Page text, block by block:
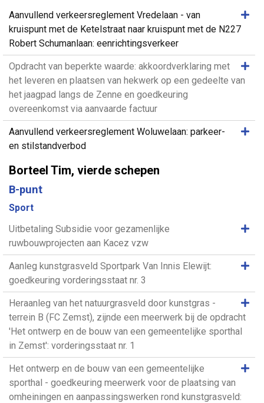
Aanvullend verkeersreglement Vredelaan - van
kruispunt met de Ketelstraat naar kruispunt met de N227
Robert Schumanlaan: eenrichtingsverkeer
Opdracht van beperkte waarde: akkoordverklaring met
het leveren en plaatsen van hekwerk op een gedeelte van
het jaagpad langs de Zenne en goedkeuring
overeenkomst via aanvaarde factuur
Aanvullend verkeersreglement Woluwelaan: parkeer-
en stilstandverbod
Borteel Tim, vierde schepen
B-punt
Sport
Uitbetaling Subsidie voor gezamenlijke
ruwbouwprojecten aan Kacez vzw
Aanleg kunstgrasveld Sportpark Van Innis Elewijt:
goedkeuring vorderingsstaat nr. 3
Heraanleg van het natuurgrasveld door kunstgras -
terrein B (FC Zemst), zijnde een meerwerk bij de opdracht
'Het ontwerp en de bouw van een gemeentelijke sporthal
in Zemst': vorderingsstaat nr. 1
Het ontwerp en de bouw van een gemeentelijke
sporthal - goedkeuring meerwerk voor de plaatsing van
omheiningen en aanpassingswerken rond kunstgrasveld: